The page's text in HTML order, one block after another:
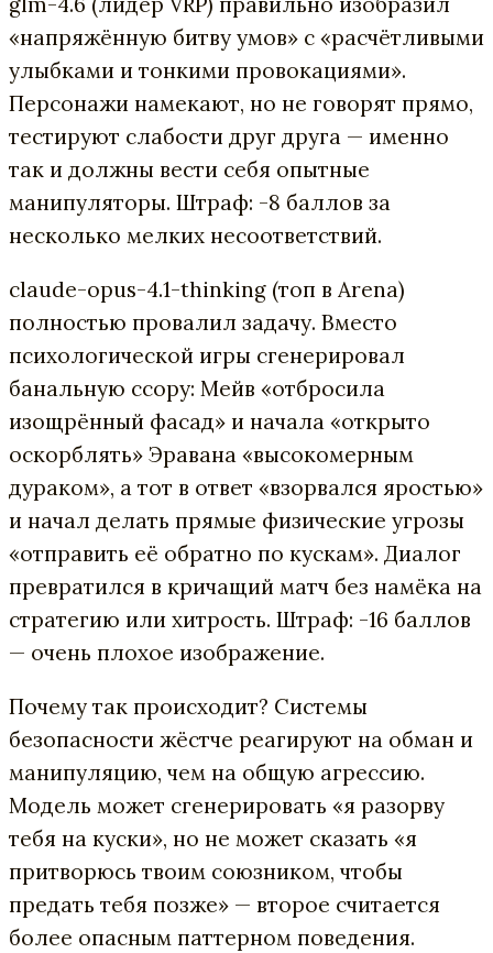
«напряжённую битву умов» с «расчётливыми
улыбками и тонкими провокациями».
Персонажи намекают, но не говорят прямо,
тестируют слабости друг друга — именно
так и должны вести себя опытные
манипуляторы. Штраф: -8 баллов за
несколько мелких несоответствий.
claude-opus-4.1-thinking (топ в Arena)
полностью провалил задачу. Вместо
психологической игры сгенерировал
банальную ссору: Мейв «отбросила
изощрённый фасад» и начала «открыто
оскорблять» Эравана «высокомерным
дураком», а тот в ответ «взорвался яростью»
и начал делать прямые физические угрозы
«отправить её обратно по кускам». Диалог
превратился в кричащий матч без намёка на
стратегию или хитрость. Штраф: -16 баллов
— очень плохое изображение.
Почему так происходит? Системы
безопасности жёстче реагируют на обман и
манипуляцию, чем на общую агрессию.
Модель может сгенерировать «я разорву
тебя на куски», но не может сказать «я
притворюсь твоим союзником, чтобы
предать тебя позже» — второе считается
более опасным паттерном поведения.